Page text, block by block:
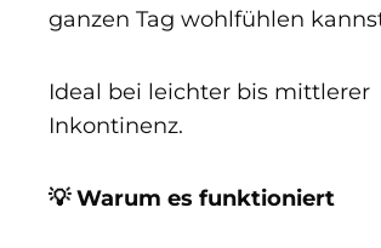
ganzen Tag wohlfühlen
Ideal bei leichter bis mittlerer
Inkontinenz.
💡 Warum es funktioniert